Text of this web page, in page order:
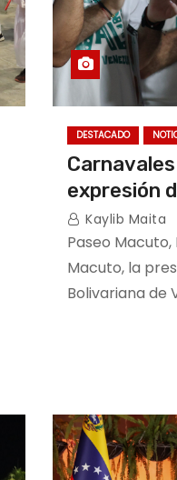
DESTACADO
expresión
Kaylib Maita
Paseo Macuto,
Macuto, la
Bolivariana de